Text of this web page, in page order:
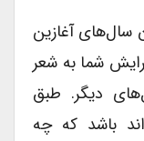
آغازین
شما به شعر
دیگر. طبق
باشد که چه